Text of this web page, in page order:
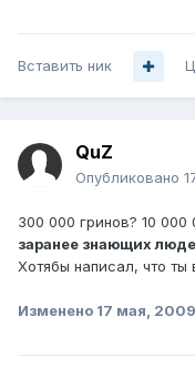
Вставить ник
QuZ
Опубликовано
300 000 гринов? 10
заранее знающих
Хотябы написал, что
Изменено 17 мая, 2009